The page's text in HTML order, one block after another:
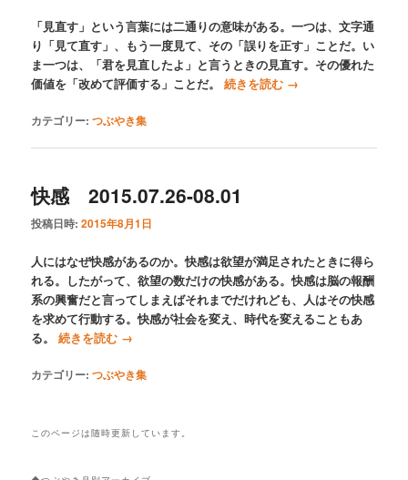
「見直す」という言葉には二通りの意味がある。一つは、文字通
り「見て直す」、もう一度見て、その「誤りを正す」ことだ。い
ま一つは、「君を見直したよ」と言うときの見直す。その優れた
価値を「改めて評価する」ことだ。続きを読む →
カテゴリー: つぶやき集
快感 2015.07.26-08.01
投稿日時:2015年8月1日
人にはなぜ快感があるのか。快感は欲望が満足されたときに得ら
れる。したがって、欲望の数だけの快感がある。快感は脳の報酬
系の興奮だと言ってしまえばそれまでだけれども、人はその快感
を求めて行動する。快感が社会を変え、時代を変えることもあ
る。続きを読む →
カテゴリー: つぶやき集
このページは随時更新しています。